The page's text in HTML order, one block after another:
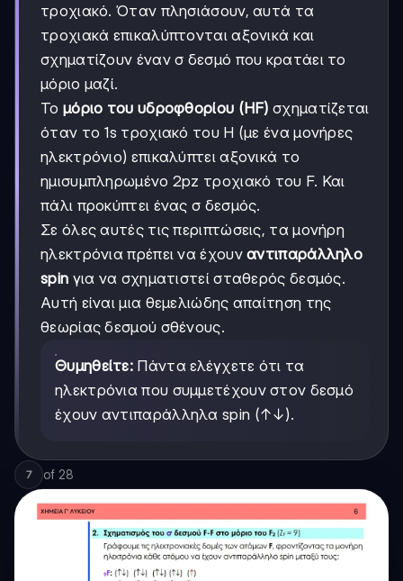
τροχιακό. Όταν πλησιάσουν, αυτά τα
τροχιακά επικαλύπτονται αξονικά και
σχηματίζουν έναν σ δεσμό που κρατάει το
μόριο μαζί.
Το μόριο του υδροφθορίου (HF) σχηματίζεται
όταν το 1s τροχιακό του H (με ένα μονήρες
ηλεκτρόνιο) επικαλύπτει αξονικά το
ημισυμπληρωμένο 2pz τροχιακό του F. Και
πάλι προκύπτει ένας σ δεσμός.
Σε όλες αυτές τις περιπτώσεις, τα μονήρη
ηλεκτρόνια πρέπει να έχουναντιπαράλληλο
spin για να σχηματιστεί σταθερός δεσμός.
Αυτή είναι μια θεμελιώδης απαίτηση της
θεωρίας δεσμού σθένους.
Θυμηθείτε: Πάντα ελέγχετε ότι τα
ηλεκτρόνια που συμμετέχουν στον δεσμό
έχουν αντιπαράλληλα spin (↑↓).
7 of 28